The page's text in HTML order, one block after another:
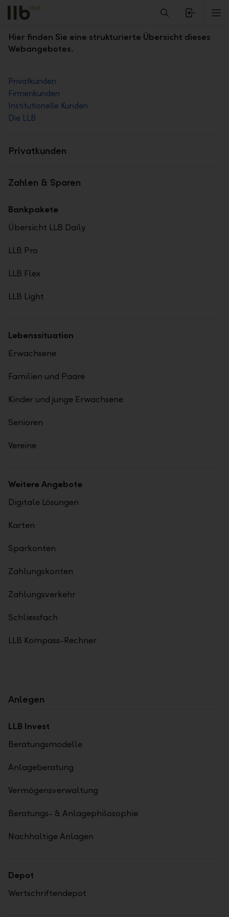
Alerts.Headline
Sitemap
Hier finden Sie eine strukturierte Übersicht dieses
Webangebotes.
Privatkunden
Firmenkunden
Institutionelle Kunden
Die LLB
Privatkunden
Zahlen & Sparen
Bankpakete
Übersicht LLB Daily
LLB Pro
LLB Flex
LLB Light
Lebenssituation
Erwachsene
Familien und Paare
Kinder und junge Erwachsene
Senioren
Vereine
Weitere Angebote
Digitale Lösungen
Karten
Sparkonten
Zahlungskonten
Zahlungsverkehr
Schliessfach
LLB Kompass-Rechner
Anlegen
LLB Invest
Beratungsmodelle
Anlageberatung
Vermögensverwaltung
Beratungs- & Anlagephilosophie
Nachhaltige Anlagen
Depot
Wertschriftendepot